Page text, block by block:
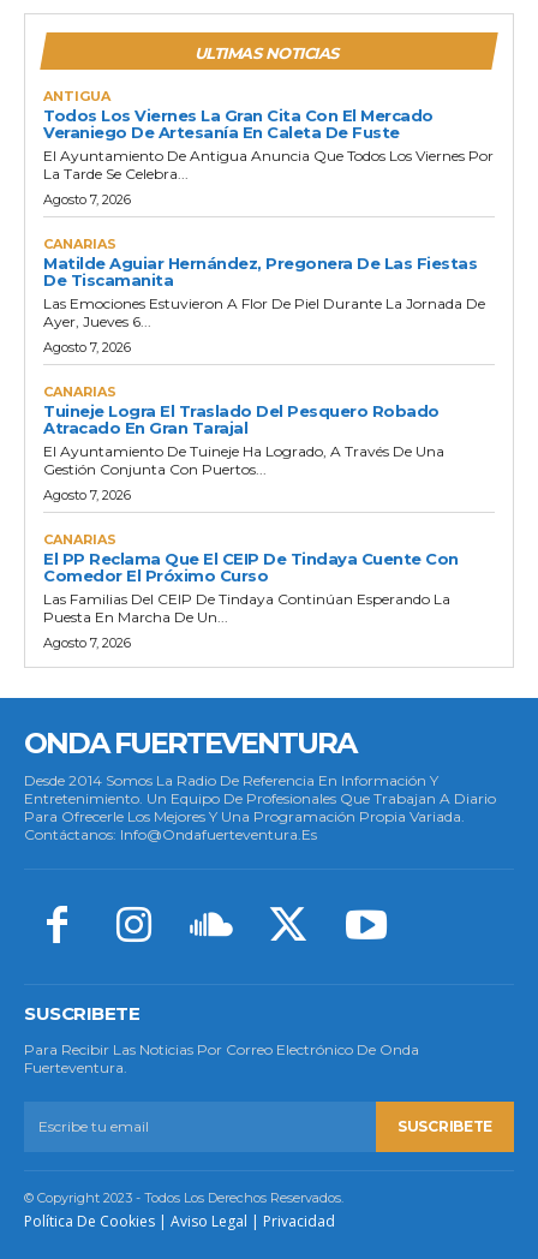
ULTIMAS NOTICIAS
ANTIGUA
Todos Los Viernes La Gran Cita Con El Mercado
Veraniego De Artesanía En Caleta De Fuste
El Ayuntamiento De Antigua Anuncia Que Todos Los Viernes Por
La Tarde Se Celebra...
Agosto 7, 2026
CANARIAS
Matilde Aguiar Hernández, Pregonera De Las Fiestas
De Tiscamanita
Las Emociones Estuvieron A Flor De Piel Durante La Jornada De
Ayer, Jueves 6...
Agosto 7, 2026
CANARIAS
Tuineje Logra El Traslado Del Pesquero Robado
Atracado En Gran Tarajal
El Ayuntamiento De Tuineje Ha Logrado, A Través De Una
Gestión Conjunta Con Puertos...
Agosto 7, 2026
CANARIAS
El PP Reclama Que El CEIP De Tindaya Cuente Con
Comedor El Próximo Curso
Las Familias Del CEIP De Tindaya Continúan Esperando La
Puesta En Marcha De Un...
Agosto 7, 2026
ONDA FUERTEVENTURA
Desde 2014 Somos La Radio De Referencia En Información Y
Entretenimiento. Un Equipo De Profesionales Que Trabajan A Diario
Para Ofrecerle Los Mejores Y Una Programación Propia Variada.
Contáctanos: Info@ondafuerteventura.es
SUSCRIBETE
Para Recibir Las Noticias Por Correo Electrónico De Onda
Fuerteventura.
SUSCRIBETE
© Copyright 2023 - Todos Los Derechos Reservados.
Política De Cookies | Aviso Legal | Privacidad